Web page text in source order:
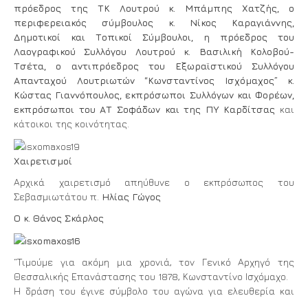
πρόεδρος της ΤΚ Λουτρού κ. Μπάμπης Χατζής, ο
περιφερειακός σύμβουλος κ. Νίκος Καραγιάννης,
Δημοτικοί και Τοπικοί Σύμβουλοι, η πρόεδρος του
Λαογραφικού Συλλόγου Λουτρού κ. Βασιλική Κολοβού-
Τσέτα, ο αντιπρόεδρος του Εξωραϊστικού Συλλόγου
Απανταχού Λουτριωτών “Κωνσταντίνος Ισχόμαχος” κ.
Κώστας Γιαννόπουλος, εκπρόσωποι Συλλόγων και Φορέων,
εκπρόσωποι του ΑΤ Σοφάδων και της ΠΥ Καρδίτσας και
κάτοικοι της κοινότητας.
Χαιρετισμοί
Αρχικά χαιρετισμό απηύθυνε ο εκπρόσωπος του
Σεβασμιωτάτου π. Ηλίας Γώγος
Ο κ. Θάνος Σκάρλος
“Τιμούμε για ακόμη μια χρονιά, τον Γενικό Αρχηγό της
Θεσσαλικής Επανάστασης του 1878, Κωνσταντίνο Ισχόμαχο.
Η δράση του έγινε σύμβολο του αγώνα για ελευθερία και